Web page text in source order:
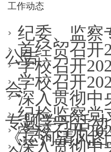
工作动态
纪委、监察
公告
首经贸召开
学校召开
会学校召开
深入贯彻中
专题学习活动
纪检监察党
《运河清风
学校召开
深入贯彻中